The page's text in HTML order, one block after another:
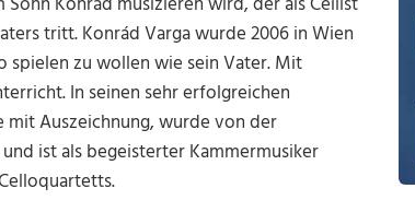
tritt. Konrád Varga wurde 2006 in Wien
spielen zu wollen wie sein Vater. Mit
In seinen sehr erfolgreichen
mit Auszeichnung, wurde von der
ist als begeisterter Kammermusiker